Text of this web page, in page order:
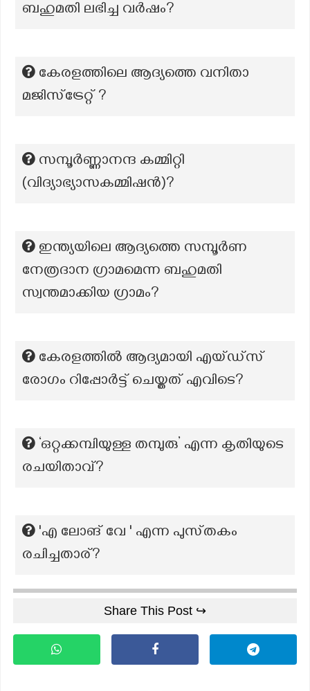
ബഹുമതി ലഭിച്ച വർഷം?
കേരളത്തിലെ ആദ്യത്തെ വനിതാ
മജിസ്‌ട്രേറ്റ് ?
സമ്പൂർണ്ണാനന്ദ കമ്മിറ്റി
(വിദ്യാഭ്യാസകമ്മിഷന്‍)?
ഇന്ത്യയിലെ ആദ്യത്തെ സമ്പൂർണ
നേത്രദാന ഗ്രാമമെന്ന ബഹുമതി
സ്വന്തമാക്കിയ ഗ്രാമം?
കേരളത്തിൽ ആദ്യമായി എയ്ഡ്സ്
രോഗം റിപ്പോർട്ട് ചെയ്തത് എവിടെ?
‘ഒറ്റക്കമ്പിയുള്ള തമ്പുരു’ എന്ന കൃതിയുടെ
രചയിതാവ്?
'എ ലോങ് വേ ' എന്ന പുസ്‌തകം
രചിച്ചതാര്?
Share This Post ↪